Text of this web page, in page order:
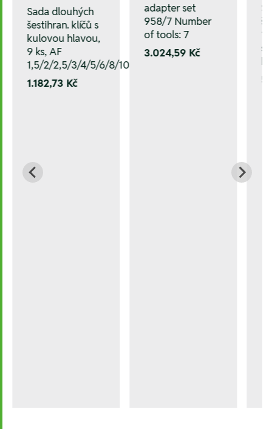
Sada dlouhých
šestihran. klíčů s
kulovou hlavou,
9 ks, AF
1,5/2/2,5/3/4/5/6/8/10
1.182,73 Kč
adapter set
958/7 Number
of tools: 7
3.024,59 Kč
s